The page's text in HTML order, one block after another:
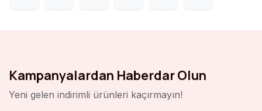
Kampanyalardan Haberdar Olun
Yeni gelen indirimli ürünleri kaçırmayın!